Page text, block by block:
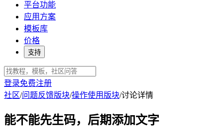
平台功能
应用方案
模板库
价格
支持
登录免费注册
社区/问题反馈版块/操作使用版块/讨论详情
能不能先生码，后期添加文字